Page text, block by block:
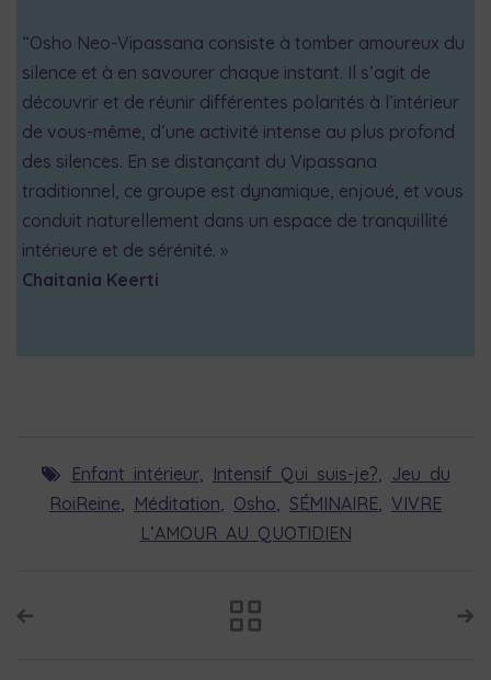
“Osho Neo-Vipassana consiste à tomber amoureux du
silence et à en savourer chaque instant. Il s’agit de
découvrir et de réunir différentes polarités à l’intérieur
de vous-même, d’une activité intense au plus profond
des silences. En se distançant du Vipassana
traditionnel, ce groupe est dynamique, enjoué, et vous
conduit naturellement dans un espace de tranquillité
intérieure et de sérénité. »
Chaitania Keerti
Enfant intérieur, Intensif Qui suis-je?
Jeu du
RoiReine
Méditation Osho SÉMINAIRE
VIVRE
L’AMOUR AU QUOTIDIEN